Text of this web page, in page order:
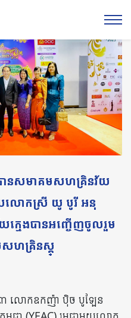
នសមាគមសហគ្រិនវ័យ
មួយលោកស្រី យូ បូរី អនុ
មេងបានអញ្ចើញចូលរួម
ហគ្រិនស្ត្
៣ លោកឧកញ៉ា បុិច បូឡែន